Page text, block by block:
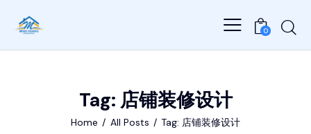
0
Tag: 店铺装修设计
Home All Posts Tag: 店铺装修设计